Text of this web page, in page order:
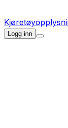
Logg inn